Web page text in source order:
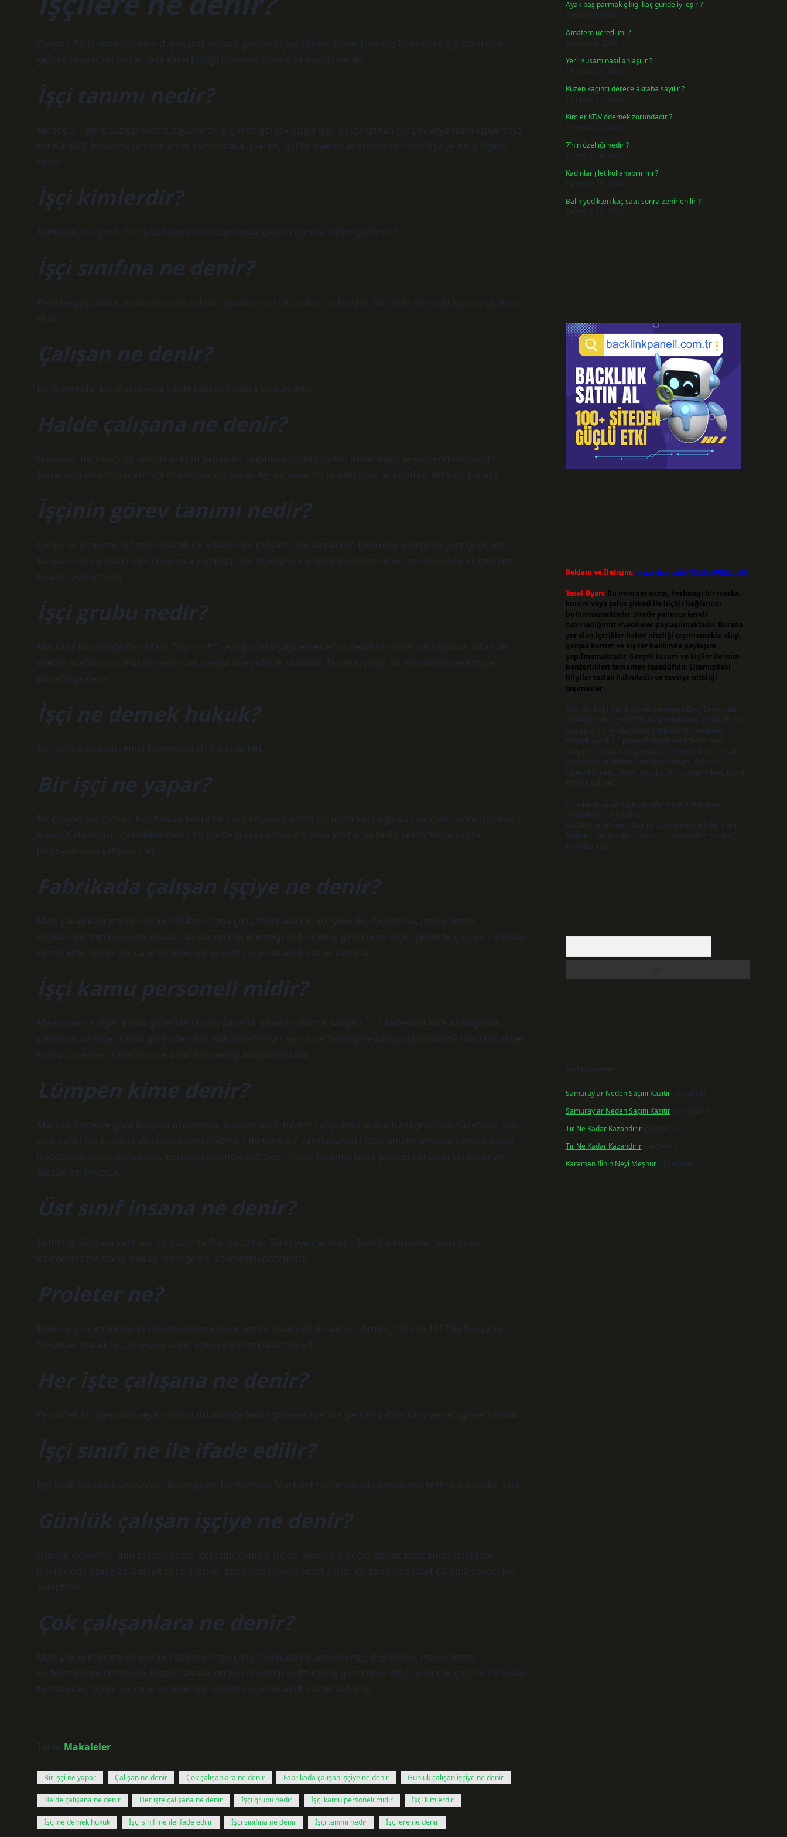
Çalışan; Bir iş sözleşmesine dayanarak çalışan gerçek kişiye çalışan denir. İşveren; İşverenler, işçi çalıştıran
gerçek veya tüzel kişiler veya tüzel kişiliği olmayan kurum ve kuruluşlardır.
İşçi tanımı nedir?
Madde 2 – Bir iş sözleşmesine dayanarak iş gören gerçek kişiye işçi, işçi çalıştıran gerçek veya tüzel kişiye veya
tüzel kişiliği bulunmayan kurum ve kuruluşlara işveren, işçi ile işveren arasında var olan ilişkiye de iş ilişkisi
denir.
İşçi kimlerdir?
İş Hukuku’na göre, “bir iş sözleşmesine dayanarak çalışan gerçek kişiye işçi denir.”
İşçi sınıfına ne denir?
Proletarya (Latince proles sözcüğünden) toplumun en alt sınıfını ifade eder; bu sınıfa mensup kişilere proleter
denir.
Çalışan ne denir?
Bir iş yerinde, kuruluşta veya yerde çalışan kişilere çalışan denir.
Halde çalışana ne denir?
Ustabaşı, herhangi bir alanda üretim yapan bir organizasyonda işçileri denetleyen ve yönlendiren kişidir.
Düzenli ve disiplinli üretimde önemli bir rol oynar. Ayrıca yönetim ve çalışanlar arasındaki iletişimi yönetir.
İşçinin görev tanımı nedir?
Çalışanın iş tanımı, iş tanımı olarak da adlandırılır, çalışanın işe başlarken işverenle anlaşarak yaptığı ve söz
konusu işte çalışma hayatı boyunca yapacağı işin niteliğini, içeriğini, özelliklerini ve sorumluluklarını belirten
kısa bir açıklamadır.
İşçi grubu nedir?
Marksist tanımında Karl Marx, “işçi sınıfı” veya proletaryayı, emeklerini belirli bir ücret karşılığında satan ve
üretim araçlarına sahip olmayan çok sayıda birey olarak tanımlar. Proletaryanın bir alt bölümüne lümpen
proletarya denir.
İşçi ne demek hukuk?
İşçi, iş hukukunun temel kavramıdır (İş Kanunu Md.
Bir işçi ne yapar?
Bir çalışan, bir işveren tarafından belirli bir süre boyunca belirli bir ücret karşılığında çalışmak üzere işe alınan
kişidir. Çalışanların genellikle belirli bir mesleği veya uzmanlık alanı yoktur ve farklı sektörlerde çeşitli
pozisyonlarda çalışabilirler.
Fabrikada çalışan işçiye ne denir?
Mavi yakalı kavramı ilk olarak 1924’te ortaya çıktı; fabrikalarda, atölyelerde, depolarda, madenlerde,
endüstriyel merkezlerde, inşaat sahalarında ve el emeği ve fiziksel iş gerektiren diğer yerlerde çalışan insanları
temsil eder. İşçiler ayrıca el emekleriyle üretim sürecine aktif olarak katılırlar.
İşçi kamu personeli midir?
Memurlar ve diğer kamu görevlileri toplu pazarlık yapma hakkına sahiptir. “…” ifadesi dikkate alındığında,
çalışanlar ve diğer kamu görevlileri için hükümlerin ayrı ayrı düzenlendiği ve çalışan statüsünde olanların diğer
kamu görevlileri kategorisine dahil edilmediği anlaşılmaktadır.
Lümpen kime denir?
Marx ve Engels’e göre lümpen proletarya, lümpen sınıf, tüketim alışkanlıklarının tutsağı olmuş; tüketimin yanı
sıra, sanki miras almış gibi başkasının üretimini de tüketen; varoluşunun hiçbir anlamı olmayan, kendi özgür
iradeleriyle yalan söyleyerek inzivaya çekilmeyi yeğleyen; hiçbir tutumu, tavrı, projesi olmayan insanlardan
oluşan bir gruptur.
Üst sınıf insana ne denir?
Etimoloji. Burjuva kelimesi 19. yüzyılda Fransızcadan Türkçeye geçmiştir. Türk Dil Kurumu “bourgeois”
kelimesine bir cevap olarak “bourgeois” kelimesini önermiştir.
Proleter ne?
Ezilen işçi ve emekçilerin diktatörlüğüne dayanan bir sistemdir. En çarpıcı örnek, 1905 ve 1917’de Rusya’da
Sovyetler olarak işçi, köylü ve asker konseylerinin kurulmasıydı.
Her işte çalışana ne denir?
Personel, bir işyerinde veya çalışma ortamında belirli görevleri yerine getiren çalışanlara verilen genel isimdir.
İşçi sınıfı ne ile ifade edilir?
İşçi sınıfı sosyoloji ve günlük dilden gelen bir terimdir. Marksist terminolojide proletarya terimine karşılık gelir.
Günlük çalışan işçiye ne denir?
Günlük işçiler her gün çalışan geçici işçilerdir. Günlük işçiler genellikle geçici olarak sabit süreli istihdam
ilişkilerinde çalışırlar. Günlük ücretli işçiler genellikle günlük ücret alırlar ve genellikle sabit çalışma saatlerine
sahiptirler.
Çok çalışanlara ne denir?
Mavi yakalı kavramı ilk olarak 1924’te ortaya çıktı; fabrikalarda, atölyelerde, depolarda, madenlerde,
endüstriyel merkezlerde, inşaat sahalarında ve el emeği ve fiziksel iş gerektiren diğer yerlerde çalışan insanları
temsil eder. İşçiler ayrıca el emekleriyle üretim sürecine aktif olarak katılırlar.
Tarih: Makaleler
Bir işçi ne yapar Çalışan ne denir Çok çalışanlara ne denir Fabrikada çalışan işçiye ne denir Günlük çalışan işçiye ne denir
Halde çalışana ne denir Her işte çalışana ne denir İşçi grubu nedir İşçi kamu personeli midir İşçi kimlerdir
İşçi ne demek hukuk İşçi sınıfı ne ile ifade edilir İşçi sınıfına ne denir İşçi tanımı nedir İşçilere ne denir
Ayak baş parmak çıkığı kaç günde iyileşir ?
Ağustos 5, 2026
Amatem ücretli mi ?
Ağustos 4, 2026
Yerli susam nasıl anlaşılır ?
Temmuz 29, 2026
Kuzen kaçıncı derece akraba sayılır ?
Temmuz 27, 2026
Kimler KDV ödemek zorundadır ?
Temmuz 25, 2026
7’nin özelliği nedir ?
Temmuz 24, 2026
Kadınlar jilet kullanabilir mi ?
Temmuz 23, 2026
Balık yedikten kaç saat sonra zehirlenilir ?
Temmuz 21, 2026
Reklam ve İletişim:Skype: live:.cid.575569c608265c69
Yasal Uyarı: Bu internet sitesi, herhangi bir marka,
kurum veya şahıs şirketi ile hiçbir bağlantısı
bulunmamaktadır. Sitede yalnızca kendi
hazırladığımız makaleler paylaşılmaktadır. Burada
yer alan içerikler haber niteliği taşımamakta olup,
gerçek kurum ve kişiler hakkında paylaşım
yapılmamaktadır. Gerçek kurum ve kişiler ile isim
benzerlikleri tamamen tesadüfidir. Sitemizdeki
bilgiler taslak halindedir ve tavsiye niteliği
taşımazlar.
Sitemiz, 5651 Sayılı Kanun gereğince Bilgi Teknolojileri
ve İletişim Kurumu (BTK) tarafından onaylanmış bir Yer
Sağlayıcı olarak hizmet vermektedir. Bu nedenle,
sitedeki içerikleri proaktif olarak denetleme veya
araştırma yükümlülüğümüz bulunmamaktadır. Ancak,
üyelerimiz yazdıkları içeriklerin sorumluluğunu
taşımakta olup, siteye üye olarak bu sorumluluğu kabul
etmiş sayılırlar.
Hukuka ve yasal düzenlemelere aykırı olduğunu
düşündüğünüz içerikleri,
backlinkpanelicomtr@gmail.com adresine bildirmeniz
halinde, ilgili içerikler yasal süre içerisinde sitemizden
kaldırılacaktır.
Son yorumlar
Samuraylar Neden Saçını Kazıtıriçin
admin
Samuraylar Neden Saçını Kazıtıriçin
Fadime
Tır Ne Kadar Kazandırıriçin
admin
Tır Ne Kadar Kazandırıriçin Sevim
Karaman Ilinin Neyi Meşhuriçin admin